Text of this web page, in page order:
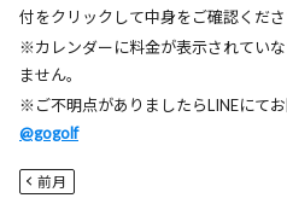
付をクリックして中身をご確認くださ
※カレンダーに料金が表示されてい
ません。
※ご不明点がありましたらLINEにて
@gogolf
前月